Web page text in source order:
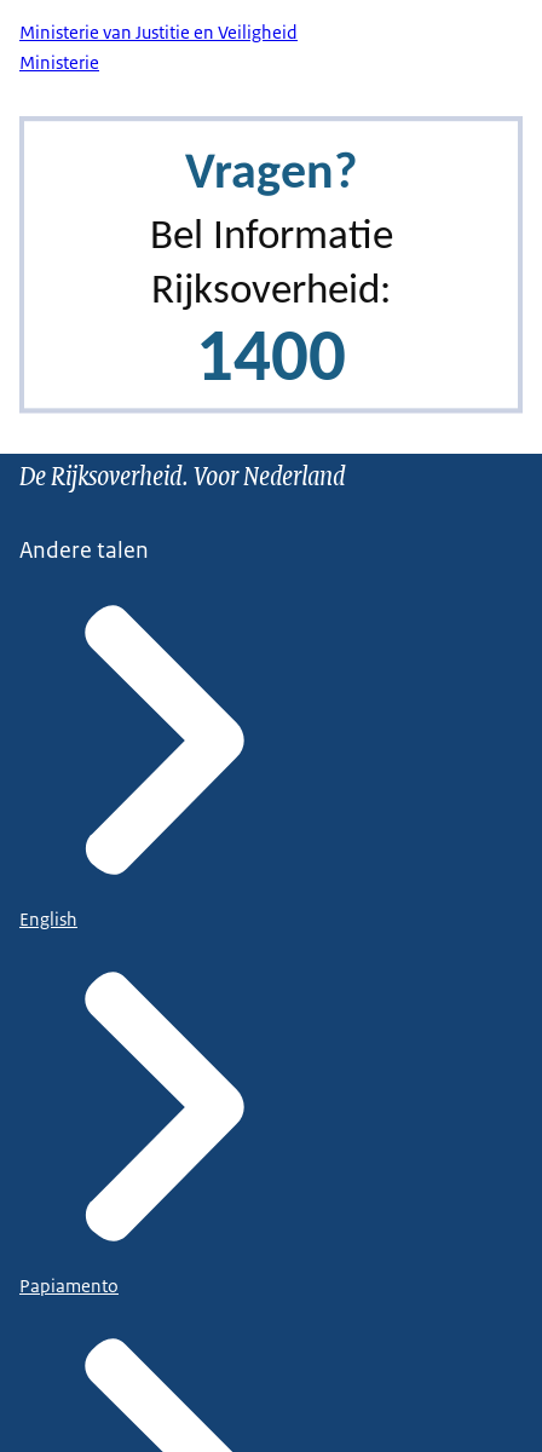
Ministerie van Justitie en Veiligheid
Ministerie
De Rijksoverheid. Voor Nederland
Andere talen
English
Papiamento